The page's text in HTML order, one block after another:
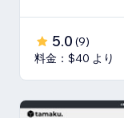
5.0 (9)
料金：$40 より